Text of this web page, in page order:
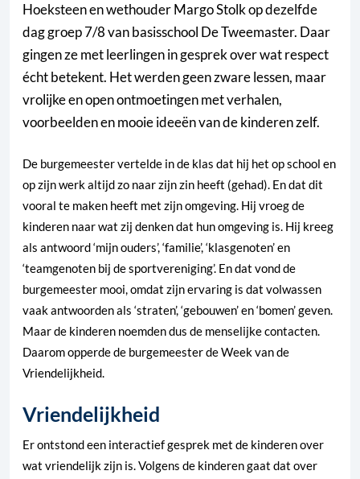
Hoeksteen en wethouder Margo Stolk op dezelfde
dag groep 7/8 van basisschool De Tweemaster. Daar
gingen ze met leerlingen in gesprek over wat respect
écht betekent. Het werden geen zware lessen, maar
vrolijke en open ontmoetingen met verhalen,
voorbeelden en mooie ideeën van de kinderen zelf.
De burgemeester vertelde in de klas dat hij het op school en
op zijn werk altijd zo naar zijn zin heeft (gehad). En dat dit
vooral te maken heeft met zijn omgeving. Hij vroeg de
kinderen naar wat zij denken dat hun omgeving is. Hij kreeg
als antwoord ‘mijn ouders’, ‘familie’, ‘klasgenoten’ en
‘teamgenoten bij de sportvereniging’. En dat vond de
burgemeester mooi, omdat zijn ervaring is dat volwassen
vaak antwoorden als ‘straten’, ‘gebouwen’ en ‘bomen’ geven.
Maar de kinderen noemden dus de menselijke contacten.
Daarom opperde de burgemeester de Week van de
Vriendelijkheid.
Vriendelijkheid
Er ontstond een interactief gesprek met de kinderen over
wat vriendelijk zijn is. Volgens de kinderen gaat dat over